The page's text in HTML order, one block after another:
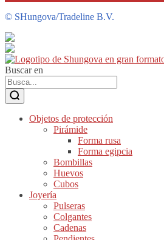
© SHungova/Tradeline B.V.
Buscar en
Objetos de protección
Pirámide
Forma rusa
Forma egipcia
Bombillas
Huevos
Cubos
Joyería
Pulseras
Colgantes
Cadenas